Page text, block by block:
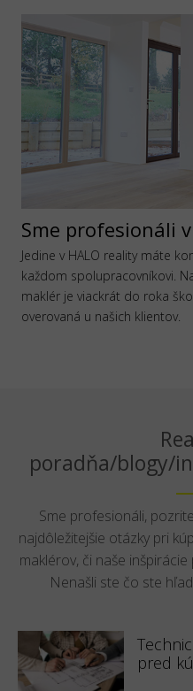
Sme profesionáli
Jedine v HALO reality máte
každom spolupracovníkovi.
maklér je viackrát do roka
overovaná u našich klientov.
poradňa/blogy/
Sme profesionáli,
najdôležitejšie otázky pri
maklérov, či naše
Nenašli ste čo ste
pred